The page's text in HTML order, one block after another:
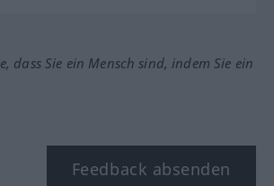
dass Sie ein Mensch sind, indem Sie ein
Feedback absenden